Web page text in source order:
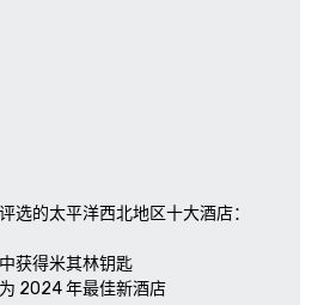
选的太平洋西北地区十大酒店：
获得米其林钥匙
2024 年最佳新酒店